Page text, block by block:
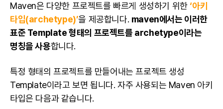
Maven은 다양한 프로젝트를 빠르게 생성하기 위한‘아키
타입(archetype)’을 제공합니다. maven에서는 이러한
표준 Template 형태의 프로젝트를 archetype이라는
명칭을 사용합니다.
특정 형태의프로젝트를 만들어내는 프로젝트 생성
Template이라고 보면 됩니다. 자주 사용되는 Maven 아키
타입은 다음과 같습니다.